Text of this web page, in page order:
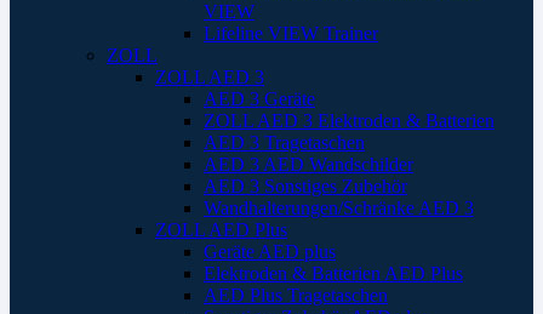
VIEW
Lifeline VIEW Trainer
ZOLL
ZOLL AED 3
AED 3 Geräte
ZOLL AED 3 Elektroden & Batterien
AED 3 Tragetaschen
AED 3 AED Wandschilder
AED 3 Sonstiges Zubehör
Wandhalterungen/Schränke AED 3
ZOLL AED Plus
Geräte AED plus
Elektroden & Batterien AED Plus
AED Plus Tragetaschen